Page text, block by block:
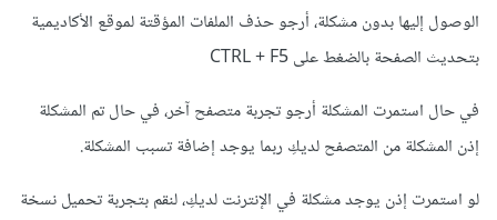
الوصول إليها بدون مشكلة، أرجو حذف الملفات المؤقتة لموقع الأكاديمية
بتحديث الصفحة بالضغط على CTRL + F5
في حال استمرت المشكلة أرجو تجربة متصفح آخر، في حال تم المشكلة
إذن المشكلة من المتصفح لديكِ ربما يوجد إضافة تسبب المشكلة.
لو استمرت إذن يوجد مشكلة في الإنترنت لديكِ، لنقم بتجربة تحميل نسخة